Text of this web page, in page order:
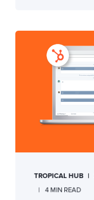
TROPICAL HUB
4 MIN READ